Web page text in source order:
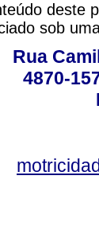
deste
sob
Rua
4870-